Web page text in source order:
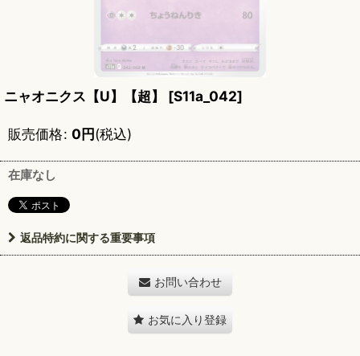
ニャオニクス【U】【超】 [S11a_042]
販売価格: 0円(税込)
在庫なし
返品特約に関する重要事項
お問い合わせ
お気に入り登録